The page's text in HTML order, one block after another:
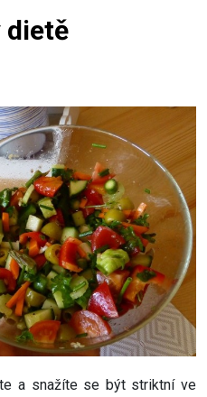
dietě
a snažíte se být striktní ve